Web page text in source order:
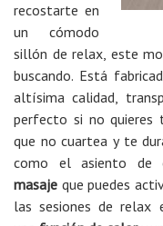
recostarte en
un cómodo
sillón de relax, este
buscando. Está
altísima calidad,
perfecto si no quieres
que no cuartea y te
como el asiento de
masaje que puedes
las sesiones de relax